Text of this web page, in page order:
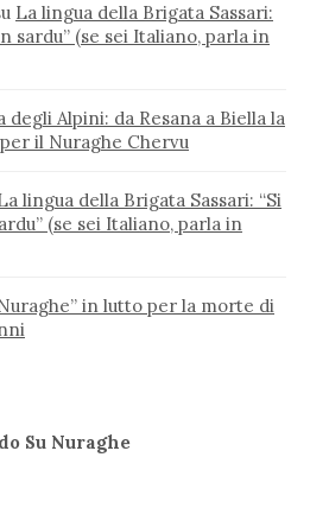
La lingua della Brigata Sassari:
sardu” (se sei Italiano, parla in
degli Alpini: da Resana a Biella la
il Nuraghe Chervu
lingua della Brigata Sassari: “Si
(se sei Italiano, parla in
Nuraghe” in lutto per la morte di
Su Nuraghe